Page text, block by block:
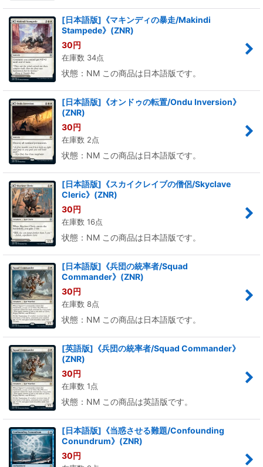
[日本語版]《マキンディの暴走/Makindi
Stampede》(ZNR)
30円
在庫数 34点
状態：NM この商品は日本語版です。
[日本語版]《オンドゥの転置/Ondu Inversion》
(ZNR)
30円
在庫数 2点
状態：NM この商品は日本語版です。
[日本語版]《スカイクレイブの僧侶/Skyclave
Cleric》(ZNR)
30円
在庫数 16点
状態：NM この商品は日本語版です。
[日本語版]《兵団の統率者/Squad
Commander》(ZNR)
30円
在庫数 8点
状態：NM この商品は日本語版です。
[英語版]《兵団の統率者/Squad Commander》
(ZNR)
30円
在庫数 1点
状態：NM この商品は英語版です。
[日本語版]《当惑させる難題/Confounding
Conundrum》(ZNR)
30円